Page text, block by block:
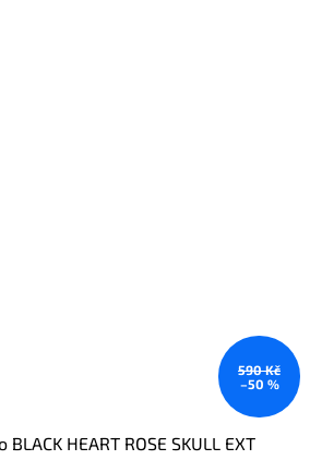
590 Kč
–50 %
HEART ROSE SKULL EXT